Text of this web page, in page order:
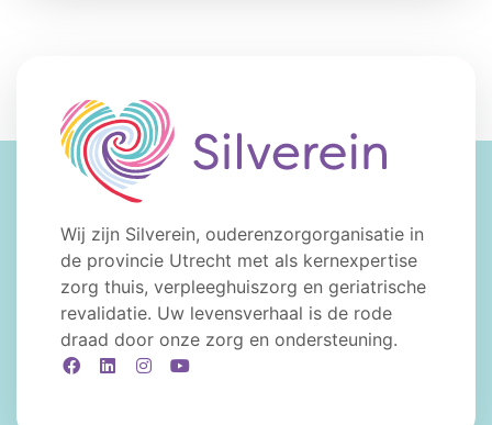
Wij zijn Silverein, ouderenzorgorganisatie in
de provincie Utrecht met als kernexpertise
zorg thuis, verpleeghuiszorg en geriatrische
revalidatie. Uw levensverhaal is de rode
draad door onze zorg en ondersteuning.
FacebookLinkedInInstagram